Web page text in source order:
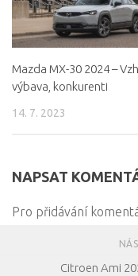
Mazda MX-30 2024 –
výbava, konkurenti
14. 7. 2023
NAPSAT
Pro přidávání
Citroen Ami